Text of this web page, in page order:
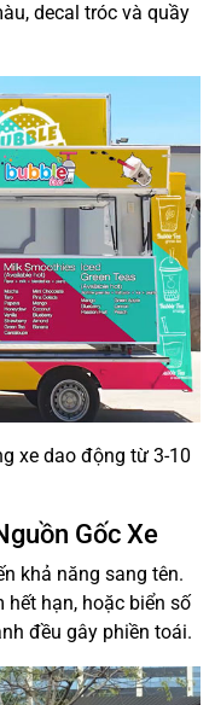
decal tróc và quầy
xe dao động từ 3-10
Gốc Xe
khả năng sang tên.
hết hạn, hoặc biển số
đều gây phiền toái.